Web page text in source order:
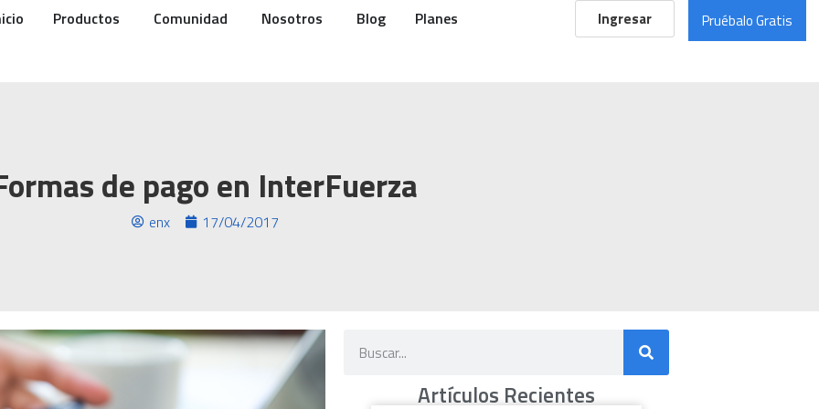
Productos Comunidad Nosotros Blog Planes Ingresar Pruébalo Gratis
de pago en InterFuerza
enx 17/04/2017
Artículos Recientes